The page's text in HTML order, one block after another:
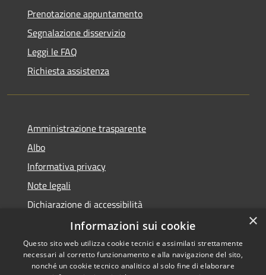
Prenotazione appuntamento
Segnalazione disservizio
Leggi le FAQ
Richiesta assistenza
Amministrazione trasparente
Albo
Informativa privacy
Note legali
Dichiarazione di accessibilità
Piano di miglioramento
×
Informazioni sui cookie
Questo sito web utilizza cookie tecnici e assimilati strettamente
necessari al corretto funzionamento e alla navigazione del sito,
nonché un cookie tecnico analitico al solo fine di elaborare